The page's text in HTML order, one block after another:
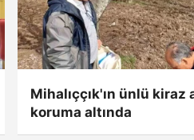
Mihalıççık'ın ünlü kiraz
koruma altında